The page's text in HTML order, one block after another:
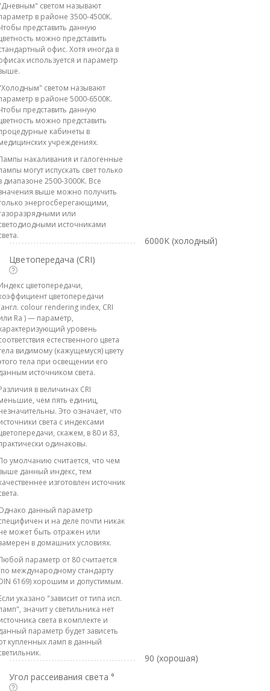
светом называют
в районе 3500-4500К.
представить данную
можно представить
офис. Хотя иногда в
используется и параметр
светом называют
в районе 5000-6500К.
представить данную
можно представить
кабинеты в
учреждениях.
накаливания и галогенные
могут испускать свет только
диапазоне 2500-3000К. Все
выше можно получить
энергосберегающими,
или
источниками
6000K (холодный)
Цветопередача (CRI)
цветопередачи,
цветопередачи
colour rendering index, CRI
Ra ) — параметр,
уровень
естественного цвета
видимому (кажущемуся) цвету
тела при освещении его
источником света.
в величинах CRI
чем пять единиц,
Это означает, что
света с индексами
скажем, в 80 и 83,
одинаковы.
умолчанию считается, что чем
данный индекс, тем
изготовлен источник
данный параметр
и на деле почти никак
может быть отражен или
в домашних условиях.
параметр от 80 считается
международному стандарту
6169) хорошим и допустимым.
указано "зависит от типа исп.
значит у светильника нет
света в комплекте и
параметр будет зависеть
купленных ламп в данный
90 (хорошая)
Угол рассеивания света °